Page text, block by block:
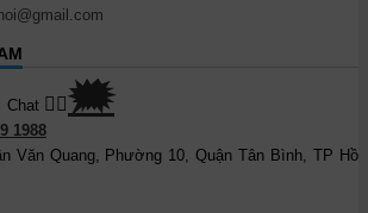
Chat 👉🏽🗯
1988
Văn Quang, Phường 10, Quận Tân Bình, TP Hồ